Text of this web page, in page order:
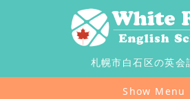
札幌市白石区の英会
Show Menu